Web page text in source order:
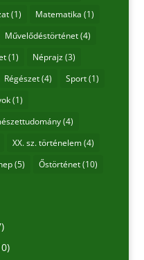
(1) Matematika (1)
Művelődéstörténet(4)
(1) Néprajz(3)
Régészet(4) Sport(1)
(1)
(4)
XX. sz. történelem(4)
(5) Őstörténet(10)